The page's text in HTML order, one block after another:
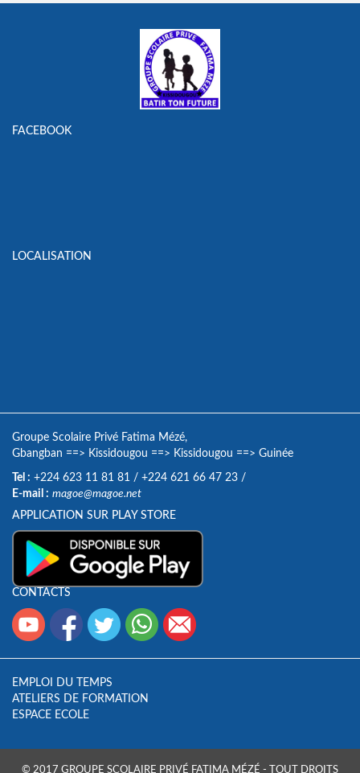
FACEBOOK
LOCALISATION
Groupe Scolaire Privé Fatima Mézé,
Gbangban ==> Kissidougou ==> Kissidougou ==> Guinée
Tel : +224 623 11 81 81 / +224 621 66 47 23 /
E-mail : magoe@magoe.net
APPLICATION SUR PLAY STORE
CONTACTS
EMPLOI DU TEMPS
ATELIERS DE FORMATION
ESPACE ECOLE
© 2017 GROUPE SCOLAIRE PRIVÉ FATIMA MÉZÉ - TOUT DROITS